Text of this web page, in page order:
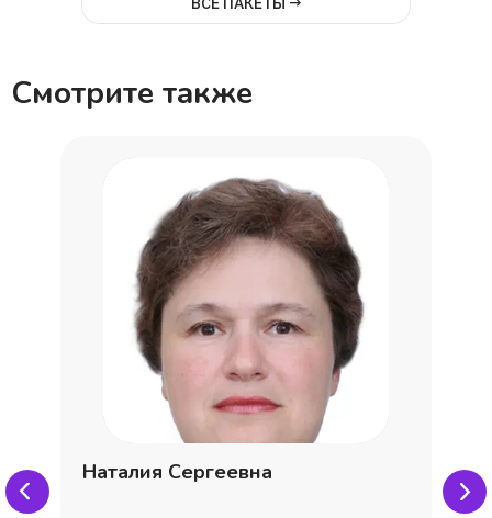
Анастасия
Ирина
мама Марина,ученик Дмитрий
Даниил
Степанова Даша
Виктория
Смотрите также
Наталия Сергеевна